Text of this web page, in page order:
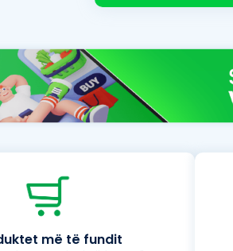
më të fundit